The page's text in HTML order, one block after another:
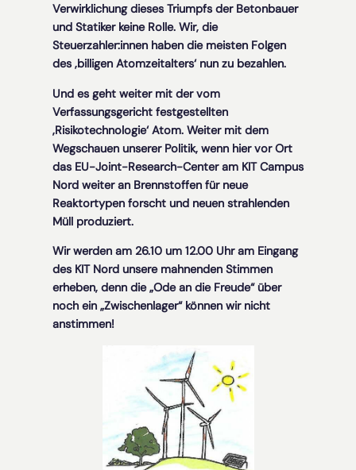
Verwirklichung dieses Triumpfs der Betonbauer
und Statiker keine Rolle. Wir, die
Steuerzahler:innen haben die meisten Folgen
des ‚billigen Atomzeitalters‘ nun zu bezahlen.
Und es geht weiter mit der vom
Verfassungsgericht festgestellten
‚Risikotechnologie‘ Atom. Weiter mit dem
Wegschauen unserer Politik, wenn hier vor Ort
das EU-Joint-Research-Center am KIT Campus
Nord weiter an Brennstoffen für neue
Reaktortypen forscht und neuen strahlenden
Müll produziert.
Wir werden am 26.10 um 12.00 Uhr am Eingang
des KIT Nord unsere mahnenden Stimmen
erheben, denn die „Ode an die Freude“ über
noch ein „Zwischenlager“ können wir nicht
anstimmen!